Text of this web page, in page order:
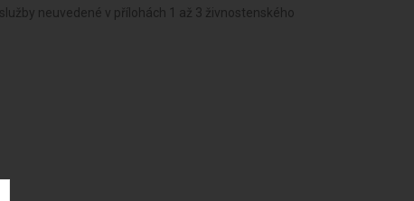
neuvedené v přílohách 1 až 3 živnostenského